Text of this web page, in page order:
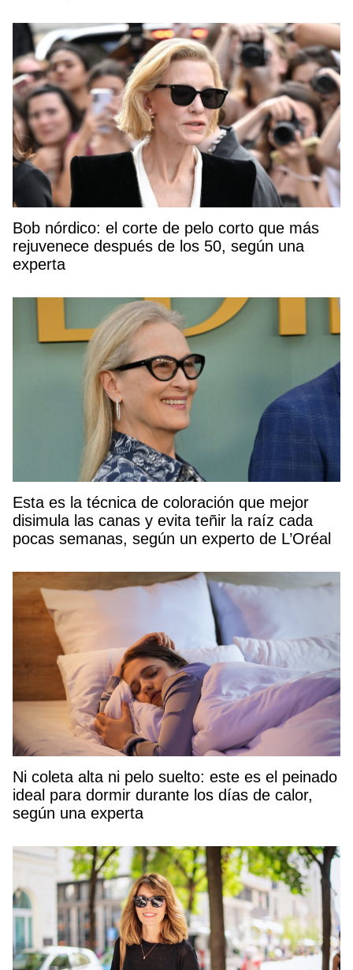
Bob nórdico: el corte de pelo corto que más
rejuvenece después de los 50, según una
experta
Esta es la técnica de coloración que mejor
disimula las canas y evita teñir la raíz cada
pocas semanas, según un experto de L’Oréal
Ni coleta alta ni pelo suelto: este es el peinado
ideal para dormir durante los días de calor,
según una experta